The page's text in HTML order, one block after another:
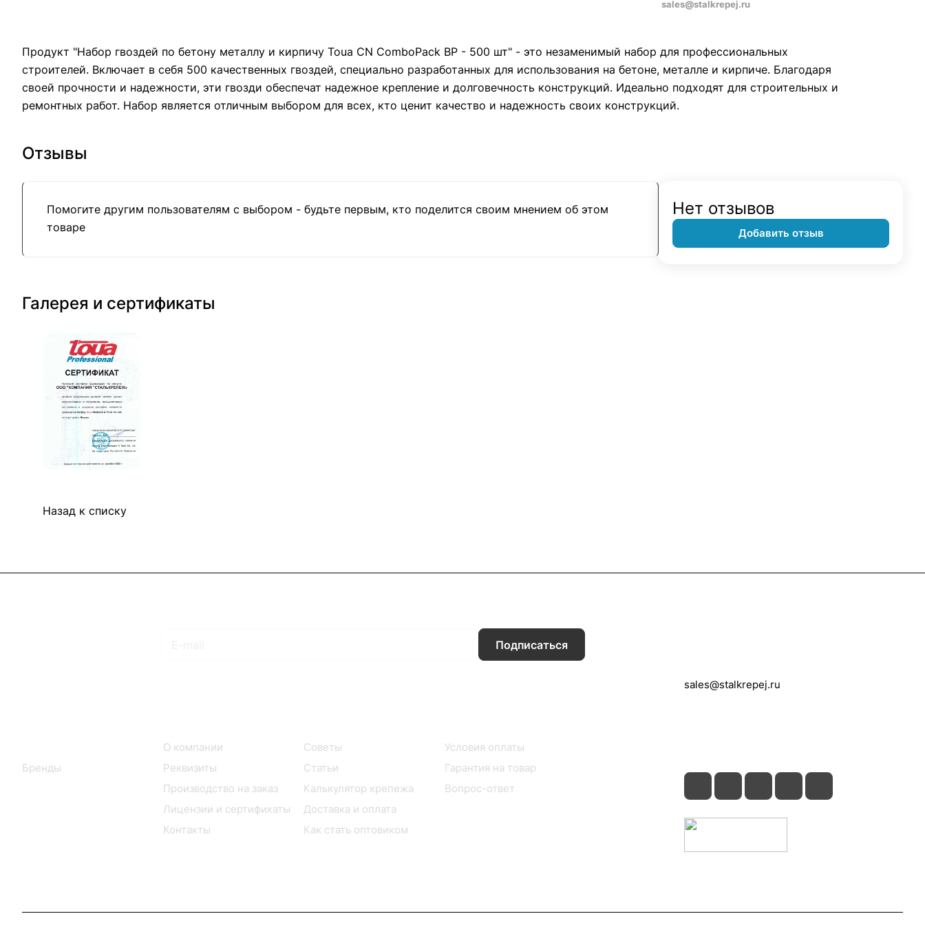
sales@stalkrepej.ru
Продукт "Набор гвоздей по бетону металлу и кирпичу Toua CN ComboPack BP - 500 шт" - это незаменимый набор для профессиональных
строителей. Включает в себя 500 качественных гвоздей, специально разработанных для использования на бетоне, металле и кирпиче. Благодаря
своей прочности и надежности, эти гвозди обеспечат надежное крепление и долговечность конструкций. Идеально подходят для строительных и
ремонтных работ. Набор является отличным выбором для всех, кто ценит качество и надежность своих конструкций.
Отзывы
Помогите другим пользователям с выбором - будьте первым, кто поделится своим мнением об этом
товаре
Нет отзывов
Добавить отзыв
Галерея и сертификаты
Назад к списку
Подписаться
Бренды
О компании
Реквизиты
Производство на заказ
Лицензии и сертификаты
Контакты
Советы
Статьи
Калькулятор крепежа
Доставка и оплата
Как стать оптовиком
Условия оплаты
Гарантия на товар
Вопрос-ответ
sales@stalkrepej.ru